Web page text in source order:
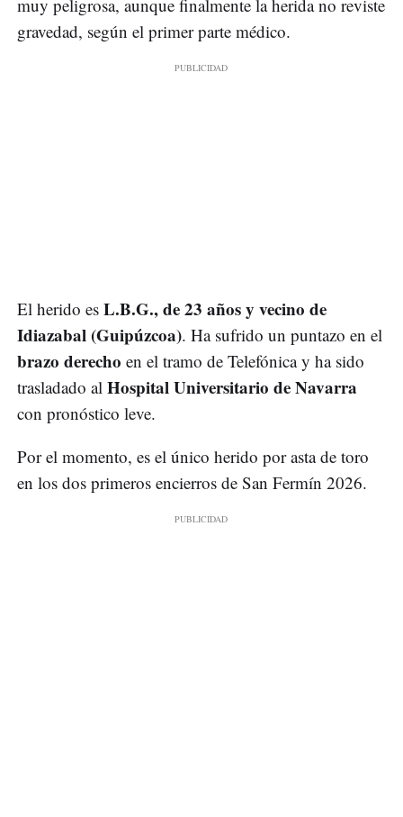
muy peligrosa, aunque finalmente la herida no reviste
gravedad, según el primer parte médico.
El herido es L.B.G., de 23 años y vecino de
Idiazabal (Guipúzcoa). Ha sufrido un puntazo en el
brazo derecho en el tramo de Telefónica y ha sido
trasladado al Hospital Universitario de Navarra
con pronóstico leve.
Por el momento, es el único herido por asta de toro
en los dos primeros encierros de San Fermín 2026.